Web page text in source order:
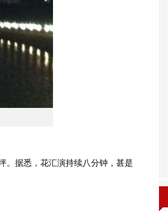
据悉，花汇演持续八分钟，甚是